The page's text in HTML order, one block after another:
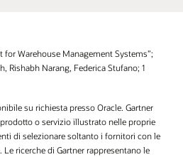
for Warehouse Management Systems”;
Rishabh Narang, Federica Stufano; 1
su richiesta presso Oracle. Gartner
o servizio illustrato nelle proprie
di selezionare soltanto i fornitori con le
ricerche di Gartner rappresentano le